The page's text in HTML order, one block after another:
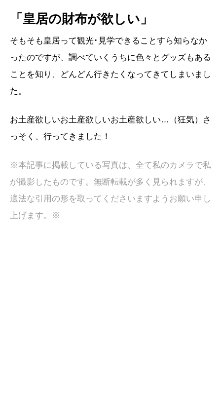
「皇居の財布が欲しい」
そもそも皇居って観光･見学できることすら知らなか
ったのですが、調べていくうちに色々とグッズもある
ことを知り、どんどん行きたくなってきてしまいまし
た。
お土産欲しいお土産欲しいお土産欲しい…（狂気）さ
っそく、行ってきました！
※本記事に掲載している写真は、全て私のカメラで私
が撮影したものです。無断転載が多く見られますが、
適法な引用の形を取ってくださいますようお願い申し
上げます。※